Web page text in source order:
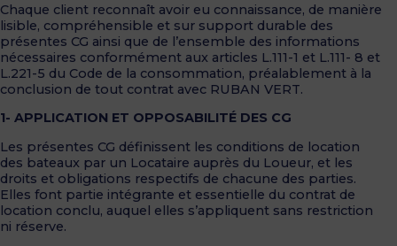
Chaque client reconnaît avoir eu connaissance, de manière
lisible, compréhensible et sur support durable des
présentes CG ainsi que de l’ensemble des informations
nécessaires conformément aux articles L.111-1 et L.111- 8 et
L.221-5 du Code de la consommation, préalablement à la
conclusion de tout contrat avec RUBAN VERT.
1- APPLICATION ET OPPOSABILITÉ DES CG
Les présentes CG définissent les conditions de location
des bateaux par un Locataire auprès du Loueur, et les
droits et obligations respectifs de chacune des parties.
Elles font partie intégrante et essentielle du contrat de
location conclu, auquel elles s’appliquent sans restriction
ni réserve.